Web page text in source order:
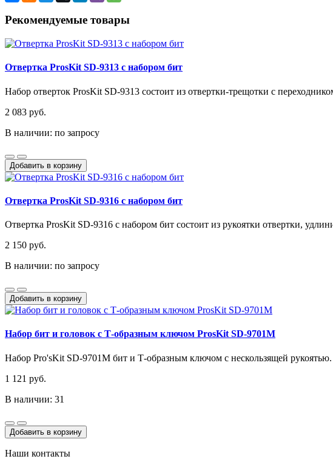
Рекомендуемые товары
Отвертка ProsKit SD-9313 с набором бит
Набор отверток ProsKit SD-9313 состоит из отвертки-трещотки с
2 083 руб.
В наличии: по запросу
Добавить в корзину
Отвертка ProsKit SD-9316 с набором бит
Отвертка ProsKit SD-9316 с набором бит состоит из рукоятки отвертки,
2 150 руб.
В наличии: по запросу
Добавить в корзину
Набор бит и головок с Т-образным ключом ProsKit SD-9701M
Набор Pro'sKit SD-9701M бит и Т-образным ключом с нескользящей
1 121 руб.
В наличии: 31
Добавить в корзину
Наши контакты